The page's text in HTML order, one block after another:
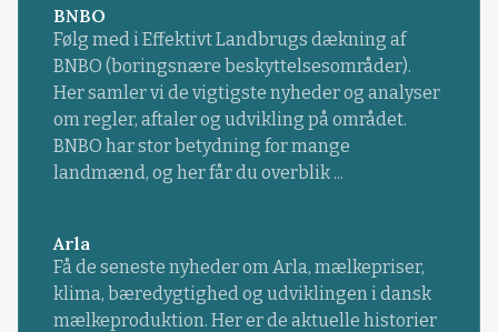
BNBO
Følg med i Effektivt Landbrugs dækning af
BNBO (boringsnære beskyttelsesområder).
Her samler vi de vigtigste nyheder og analyser
om regler, aftaler og udvikling på området.
BNBO har stor betydning for mange
landmænd, og her får du overblik ...
Arla
Få de seneste nyheder om Arla, mælkepriser,
klima, bæredygtighed og udviklingen i dansk
mælkeproduktion. Her er de aktuelle historier